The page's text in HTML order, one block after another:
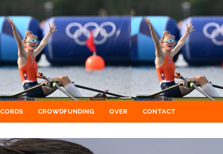
CROWDFUNDING OVER CONTACT